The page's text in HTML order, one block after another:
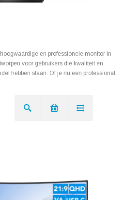
en professionele monitor in
voor gebruikers die kwaliteit en
hebben staan. Of je nu een professional